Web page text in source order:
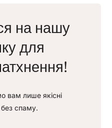
на нашу
для
вам лише якісні
спаму.